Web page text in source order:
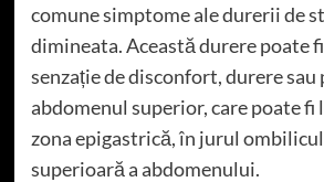
comune simptome ale durerii de
dimineata. Această durere poate
senzație de disconfort, durere sau
abdomenul superior, care poate fi
zona epigastrică, în jurul
superioară a abdomenului.